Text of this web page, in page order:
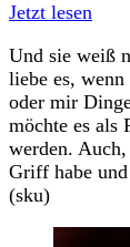
Jetzt lesen
Und sie weiß
liebe es,
oder mir
möchte es als
werden.
Griff habe
(sku)